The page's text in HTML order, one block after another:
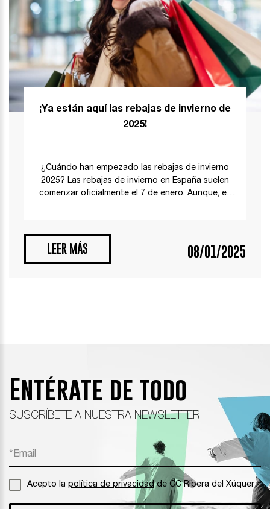
¡Ya están aquí las rebajas de invierno de
2025!
¿Cuándo han empezado las rebajas de invierno
2025? Las rebajas de invierno en España suelen
comenzar oficialmente el 7 de enero. Aunque, en
LEER MÁS 08/01/2025
Entérate de todo
SUSCRÍBETE A NUESTRA NEWSLETTER
Acepto la política de privacidadde CC Ribera del Xúquer